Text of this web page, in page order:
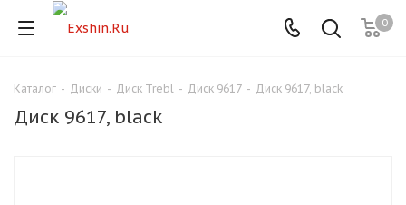
0
Каталог - Диски - Диск Trebl - Диск 9617 - Диск 9617, black
Диск 9617, black
Для клиентов всех банков